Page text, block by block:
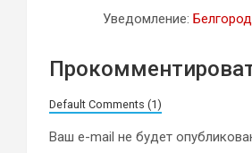
Уведомление:
Default Comments (1)
Ваш e-mail не будет